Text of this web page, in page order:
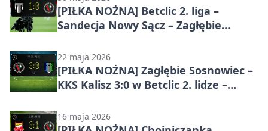
[PIŁKA NOŻNA] Betclic 2. liga –
Sandecja Nowy Sącz – Zagłębie
gospodarzom wygraną
22 maja 2026
[PIŁKA NOŻNA] Zagłębie Sosnowiec –
KKS Kalisz 3:0 w Betclic 2. lidze –
16 maja 2026